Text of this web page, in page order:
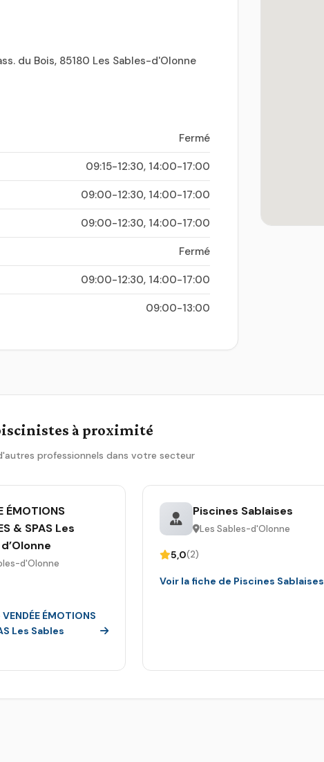
du Bois, 85180 Les Sables-d'Olonne
Fermé
09:15-12:30, 14:00-17:00
09:00-12:30, 14:00-17:00
09:00-12:30, 14:00-17:00
Fermé
09:00-12:30, 14:00-17:00
09:00-13:00
à proximité
professionnels dans votre secteur
ÉMOTIONS
& SPAS Les
d'Olonne
ÉMOTIONS
Les Sables
Piscines Sablaises
Les Sables-d'Olonne
5,0(2)
Voir la fiche de Piscines Sablaises